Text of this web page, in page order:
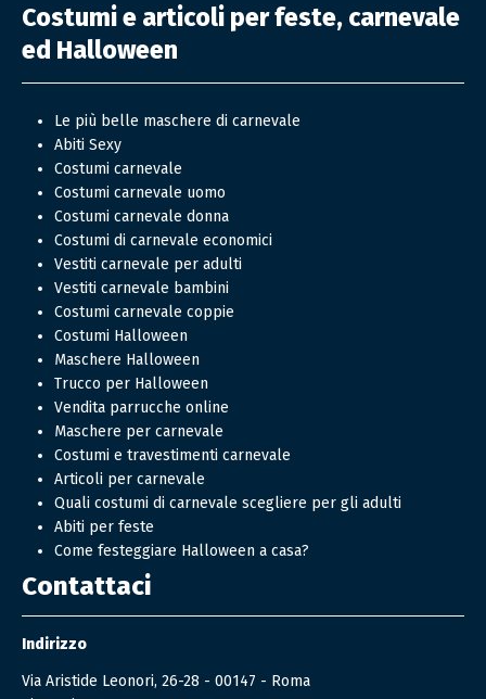
Costumi e articoli per feste, carnevale
ed Halloween
Le più belle maschere di carnevale
Abiti Sexy
Costumi carnevale
Costumi carnevale uomo
Costumi carnevale donna
Costumi di carnevale economici
Vestiti carnevale per adulti
Vestiti carnevale bambini
Costumi carnevale coppie
Costumi Halloween
Maschere Halloween
Trucco per Halloween
Vendita parrucche online
Maschere per carnevale
Costumi e travestimenti carnevale
Articoli per carnevale
Quali costumi di carnevale scegliere per gli adulti
Abiti per feste
Come festeggiare Halloween a casa?
Contattaci
Indirizzo
Via Aristide Leonori, 26-28 - 00147 - Roma